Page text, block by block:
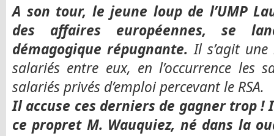
A son tour, le jeune loup de l’UMP
des affaires européennes, se
démagogique répugnante. Il s’agit une
salariés entre eux, en l’occurrence les
salariés privés d’emploi percevant le RSA.
Il accuse ces derniers de gagner trop !
ce propret M. Wauquiez, né dans la